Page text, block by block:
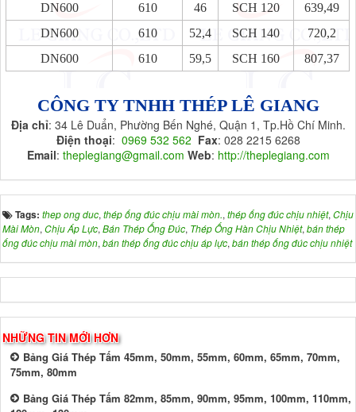
DN600
610 46 SCH 120
639,49
DN600
610 52,4 SCH 140
720,2
DN600
610 59,5 SCH 160 807,37
CÔNG TY TNHH THÉP LÊ GIANG
Địa chỉ: 34 Lê Duẩn, Phường Bến Nghé, Quận 1, Tp.Hồ Chí Minh.
Điện thoại: 0969 532 562 Fax: 028 2215 6268
Email: theplegiang@gmail.com Web: http://theplegiang.com
Tags: thep ong duc, thép ống đúc chịu mài mòn., thép ống đúc chịu nhiệt, Chịu
Mài Mòn, Chịu Áp Lực, Bán Thép Ống Đúc, Thép Ống Hàn Chịu Nhiệt, bán thép
ống đúc chịu mài mòn, bán thép ống đúc chịu áp lực, bán thép ống đúc chịu nhiệt
NHỮNG TIN MỚI HƠN
Bảng Giá Thép Tấm 45mm, 50mm, 55mm, 60mm, 65mm, 70mm,
75mm, 80mm
Bảng Giá Thép Tấm 82mm, 85mm, 90mm, 95mm, 100mm, 110mm,